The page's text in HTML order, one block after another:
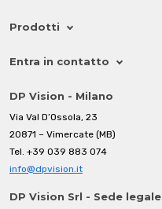
Prodotti
Entra in contatto
DP Vision - Milano
Via Val D’Ossola, 23
20871 – Vimercate (MB)
Tel. +39 039 883 074
info@dpvision.it
DP Vision Srl - Sede legale